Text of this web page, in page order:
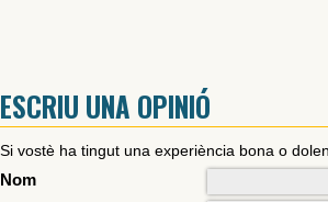
ESCRIU UNA OPINIÓ
Si vostè ha tingut una experiència bona o
Nom